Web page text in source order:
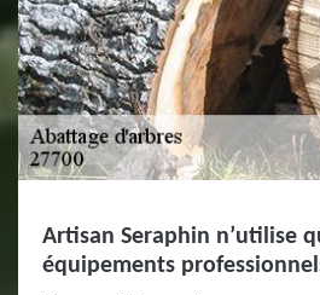
Artisan Seraphin n’utilise
équipements